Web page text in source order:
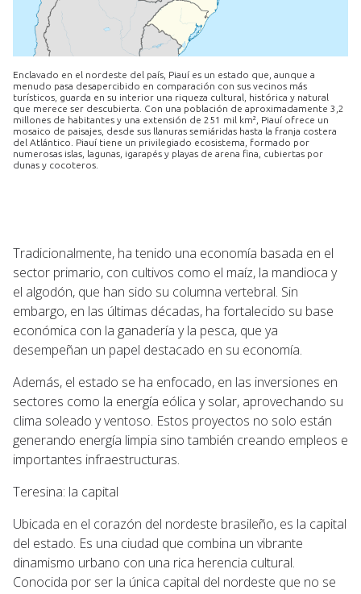
Enclavado en el nordeste del país, Piauí es un estado que, aunque a
menudo pasa desapercibido en comparación con sus vecinos más
turísticos, guarda en su interior una riqueza cultural, histórica y natural
que merece ser descubierta. Con una población de aproximadamente 3,2
millones de habitantes y una extensión de 251 mil km², Piauí ofrece un
mosaico de paisajes, desde sus llanuras semiáridas hasta la franja costera
del Atlántico. Piauí tiene un privilegiado ecosistema, formado por
numerosas islas, lagunas, igarapés y playas de arena fina, cubiertas por
dunas y cocoteros.
Tradicionalmente, ha tenido una economía basada en el
sector primario, con cultivos como el maíz, la mandioca y
el algodón, que han sido su columna vertebral. Sin
embargo, en las últimas décadas, ha fortalecido su base
económica con la ganadería y la pesca, que ya
desempeñan un papel destacado en su economía.
Además, el estado se ha enfocado, en las inversiones en
sectores como la energía eólica y solar, aprovechando su
clima soleado y ventoso. Estos proyectos no solo están
generando energía limpia sino también creando empleos e
importantes infraestructuras.
Teresina: la capital
Ubicada en el corazón del nordeste brasileño, es la capital
del estado. Es una ciudad que combina un vibrante
dinamismo urbano con una rica herencia cultural.
Conocida por ser la única capital del nordeste que no se